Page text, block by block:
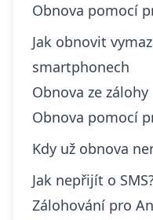
Obnova pomocí
Jak obnovit
smartphonech
Obnova ze zálohy
Obnova pomocí
Kdy už obnova
Jak nepřijít o
Zálohování pro